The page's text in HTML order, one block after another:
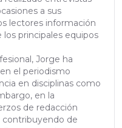
a sus
lectores información
principales equipos
Jorge ha
el periodismo
en disciplinas como
en la
de redacción
contribuyendo de